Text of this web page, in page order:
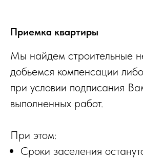
Приемка квартиры
Мы найдем строительные
добьемся компенсации
при условии подписания
выполненных работ.
При этом:
Сроки заселения